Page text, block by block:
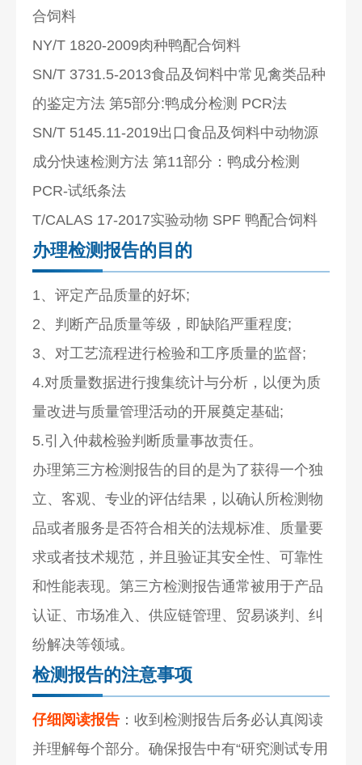
合饲料
NY/T 1820-2009肉种鸭配合饲料
SN/T 3731.5-2013食品及饲料中常见禽类品种
的鉴定方法 第5部分:鸭成分检测 PCR法
SN/T 5145.11-2019出口食品及饲料中动物源
成分快速检测方法 第11部分：鸭成分检测
PCR-试纸条法
T/CALAS 17-2017实验动物 SPF 鸭配合饲料
办理检测报告的目的
1、评定产品质量的好坏;
2、判断产品质量等级，即缺陷严重程度;
3、对工艺流程进行检验和工序质量的监督;
4.对质量数据进行搜集统计与分析，以便为质
量改进与质量管理活动的开展奠定基础;
5.引入仲裁检验判断质量事故责任。
办理第三方检测报告的目的是为了获得一个独
立、客观、专业的评估结果，以确认所检测物
品或者服务是否符合相关的法规标准、质量要
求或者技术规范，并且验证其安全性、可靠性
和性能表现。第三方检测报告通常被用于产品
认证、市场准入、供应链管理、贸易谈判、纠
纷解决等领域。
检测报告的注意事项
仔细阅读报告 ：收到检测报告后务必认真阅读
并理解每个部分。确保报告中有“研究测试专用